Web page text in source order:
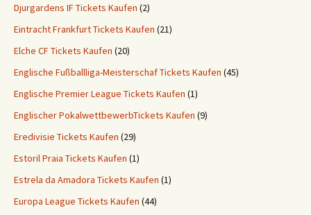
Djurgardens IF Tickets Kaufen (2)
Eintracht Frankfurt Tickets Kaufen (21)
Elche CF Tickets Kaufen (20)
Englische Fußballliga-Meisterschaf Tickets Kaufen (45)
Englische Premier League Tickets Kaufen (1)
Englischer PokalwettbewerbTickets Kaufen (9)
Eredivisie Tickets Kaufen (29)
Estoril Praia Tickets Kaufen (1)
Estrela da Amadora Tickets Kaufen (1)
Europa League Tickets Kaufen (44)